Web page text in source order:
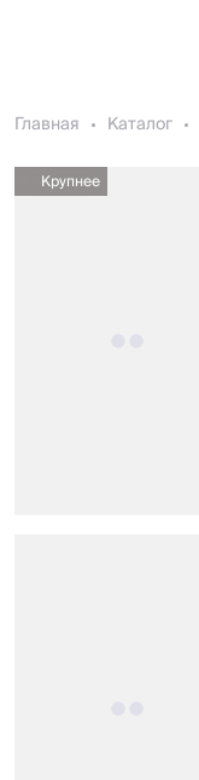
Главная Каталог
Крупнее